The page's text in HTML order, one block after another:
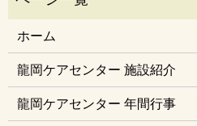
ホーム
龍岡ケアセンター 施設紹介
龍岡ケアセンター 年間行事